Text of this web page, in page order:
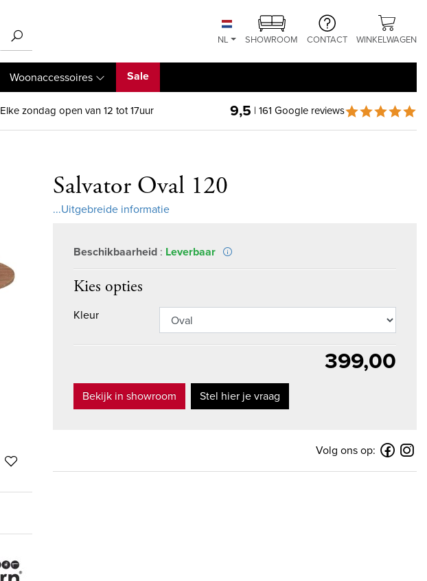
NL SHOWROOM CONTACT WINKELWAGEN
Woonaccessoires Sale
Elke zondag open van 12 tot 17uur 9,5 | 161 Google reviews
Salvator Oval 120
...Uitgebreide informatie
Beschikbaarheid : Leverbaar
Kies opties
Kleur
399,00
Bekijk in showroom Stel hier je vraag
Volg ons op: